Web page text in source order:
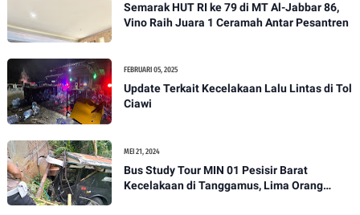
Semarak HUT RI ke 79 di MT Al-Jabbar 86,
Vino Raih Juara 1 Ceramah Antar Pesantren
FEBRUARI 05, 2025
Update Terkait Kecelakaan Lalu Lintas di Tol
Ciawi
MEI 21, 2024
Bus Study Tour MIN 01 Pesisir Barat
Kecelakaan di Tanggamus, Lima Orang